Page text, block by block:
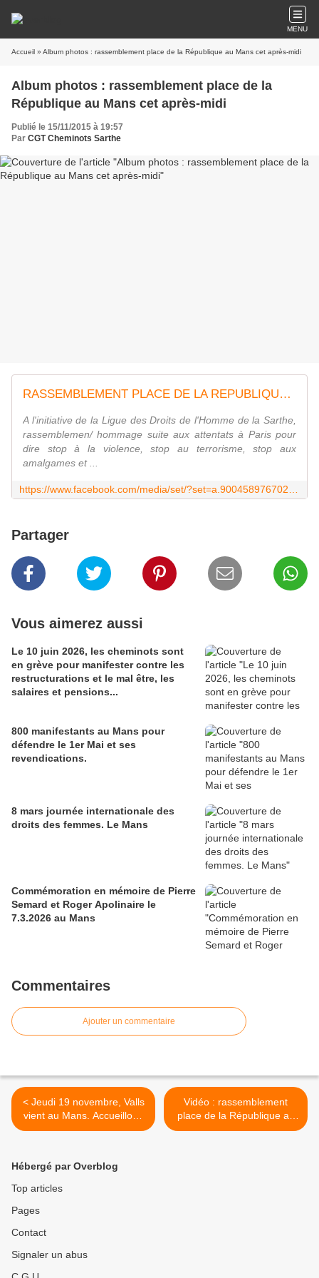
MENU
Accueil » Album photos : rassemblement place de la République au Mans cet après-midi
Album photos : rassemblement place de la
République au Mans cet après-midi
Publié le 15/11/2015 à 19:57
Par CGT Cheminots Sarthe
RASSEMBLEMENT PLACE DE LA REPUBLIQUE AU MANS
A l'initiative de la Ligue des Droits de l'Homme de la Sarthe,
rassemblemen/ hommage suite aux attentats à Paris pour
dire stop à la violence, stop au terrorisme, stop aux
amalgames et ...
Partager
Vous aimerez aussi
Le 10 juin 2026, les cheminots sont
en grève pour manifester contre les
restructurations et le mal être, les
salaires et pensions...
800 manifestants au Mans pour
défendre le 1er Mai et ses
revendications.
8 mars journée internationale des
droits des femmes. Le Mans
Commémoration en mémoire de Pierre
Semard et Roger Apolinaire le
7.3.2026 au Mans
Commentaires
Ajouter un commentaire
< Jeudi 19 novembre, Valls
vient au Mans. Accueillons
le à la hauteur des attaques
Vidéo : rassemblement
place de la République au
Mans cet après-midi >
Hébergé par Overblog
Top articles
Pages
Contact
Signaler un abus